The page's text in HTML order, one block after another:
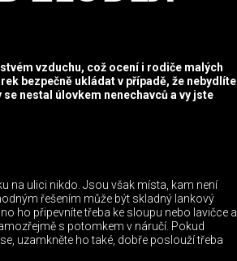
vzduchu, což ocení i rodiče malých
bezpečně ukládat v případě, že nebydlíte
nestal úlovkem nenechavců a vy jste
na ulici nikdo. Jsou však místa, kam není
řešením může být skladný lankový
ho připevníte třeba ke sloupu nebo lavičce a
s potomkem v náručí. Pokud
uzamkněte ho také, dobře poslouží třeba